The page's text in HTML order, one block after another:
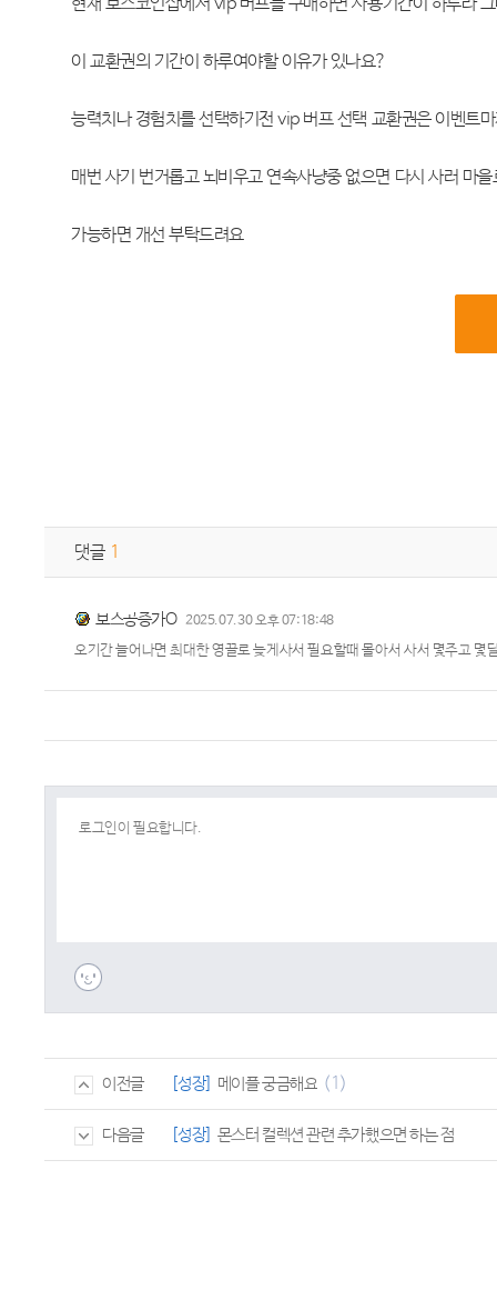
이 교환권의 기간이 하루여야할 이유가 있나요?
능력치나 경험치를 선택하기전 vip 버프 선택 교환권은 이벤트
매번 사기 번거롭고 뇌비우고 연속사냥중 없으면 다시 사러 마
가능하면 개선 부탁드려요
댓글 1
보스공증가O 2025.07.30 오후 07:18:48
오기간 늘어나면 최대한 영끌로 늦게사서 필요할때 몰아서 사서 몇주고 몇
이전글 [성장] 메이플 궁금해요 (1)
다음글 [성장] 몬스터 컬렉션 관련 추가했으면 하는 점